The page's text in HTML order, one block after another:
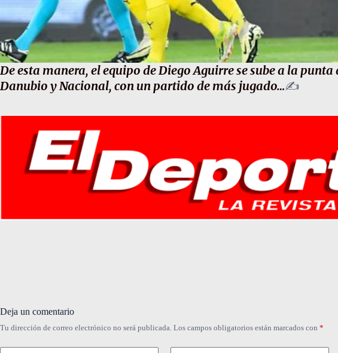
De esta manera, el equipo de Diego Aguirre se sube a la
Danubio y Nacional, con un partido de más jugado…✍️
Deja un comentario
Tu dirección de correo electrónico no será publicada. Los campos obligatorios están marcados con *